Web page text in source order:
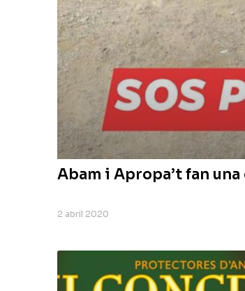
Abam i Apropa’t fan
2 abril 2020